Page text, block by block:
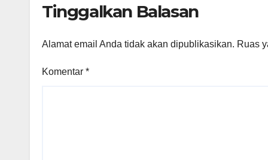
Tinggalkan Balasan
Alamat email Anda tidak akan dipublikasikan. Ruas
Komentar *